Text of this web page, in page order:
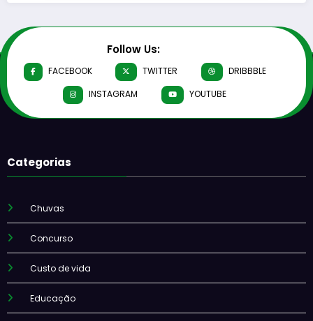
Follow Us:
FACEBOOK TWITTER
DRIBBBLE
INSTAGRAM
YOUTUBE
Categorias
Chuvas
Concurso
Custo de vida
Educação